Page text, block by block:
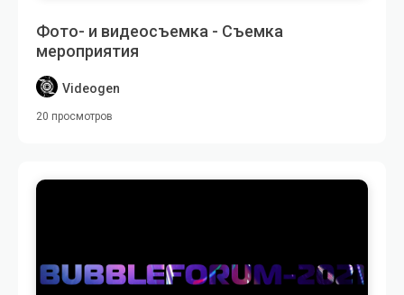
Фото- и видеосъемка - Съемка
мероприятия
Videogen
20 просмотров